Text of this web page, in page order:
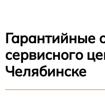
Гарантийные
сервисного
Челябинске